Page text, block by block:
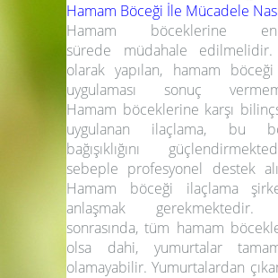
Hamam Böceği İle Mücadele
Hamam böceklerine
sürede müdahale edilmelidir.
olarak yapılan, hamam
uygulaması sonuç
Hamam böceklerine karşı
uygulanan ilaçlama, bu
bağışıklığını
sebeple profesyonel destek
Hamam böceği ilaçlama
anlaşmak gerekmektedir.
sonrasında, tüm hamam
olsa dahi, yumurtalar
olamayabilir. Yumurtalardan